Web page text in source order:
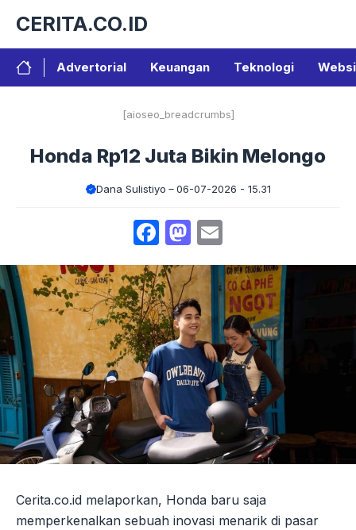
isi
CERITA.CO.ID
Advertorial Keuangan Teknologi
[aioseo_breadcrumbs]
Honda Rp12 Juta Bikin Melongo
Dana Sulistiyo 06-07-2026 - 15.31
Facebook
Mastodon
Cerita.co.id melaporkan, Honda baru saja
memperkenalkan sebuah inovasi menarik di pasar